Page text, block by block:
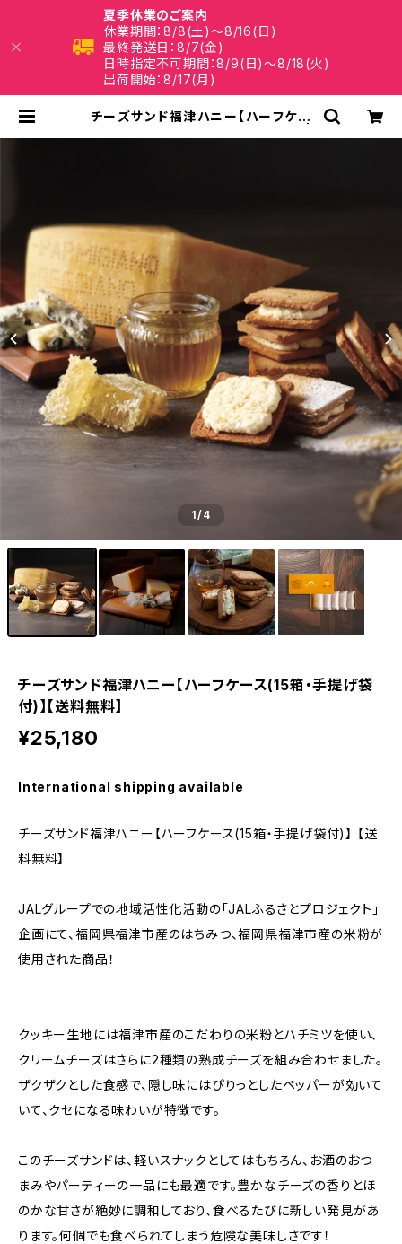
夏季休業のご案内
休業期間：8/8(土)～8/16(日)
最終発送日：8/7(金)
日時指定不可期間：8/9(日)～8/18(火)
出荷開始：8/17(月)
チーズサンド福津ハニー【ハーフケー
1/4
チーズサンド福津ハニー【ハーフケース(15箱・手提げ袋
付)】【送料無料】
¥25,180
International shipping available
チーズサンド福津ハニー【ハーフケース(15箱・手提げ袋付)】 【送
料無料】
JALグループでの地域活性化活動の「JALふるさとプロジェクト」
企画にて、福岡県福津市産のはちみつ、福岡県福津市産の米粉が
使用された商品！
クッキー生地には福津市産のこだわりの米粉とハチミツを使い、
クリームチーズはさらに2種類の熟成チーズを組み合わせました。
ザクザクとした食感で、隠し味にはぴりっとしたペッパーが効いて
いて、クセになる味わいが特徴です。
このチーズサンドは、軽いスナックとしてはもちろん、お酒のおつ
まみやパーティーの一品にも最適です。豊かなチーズの香りとほ
のかな甘さが絶妙に調和しており、食べるたびに新しい発見があ
ります。何個でも食べられてしまう危険な美味しさです！